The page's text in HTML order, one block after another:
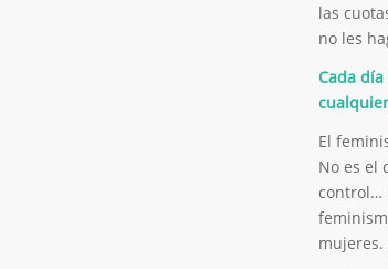
las
no les
Cada
El
No es el
control…
mujeres.